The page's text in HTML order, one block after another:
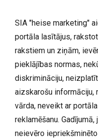
SIA "heise marketing"
portāla lasītājus,
rakstiem un ziņām,
pieklājības normas,
diskrimināciju,
aizskarošu
vārda, neveikt ar
reklamēšanu.
neievēro